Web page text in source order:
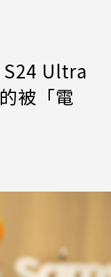
Ultra
被「電